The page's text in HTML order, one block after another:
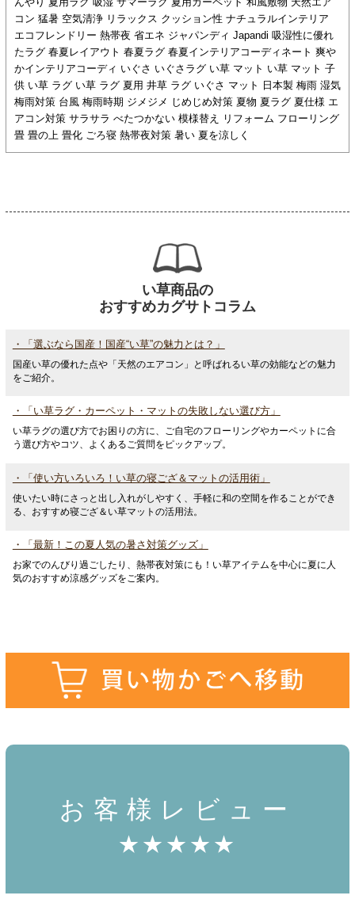
コン 猛暑 空気清浄 リラックス クッション性 ナチュラルインテリア
エコフレンドリー 熱帯夜 省エネ ジャパンディ Japandi 吸湿性に優れ
たラグ 春夏レイアウト 春夏ラグ 春夏インテリアコーディネート 爽や
かインテリアコーディ いぐさ いぐさラグ い草 マット い草 マット 子
供 い草 ラグ い草 ラグ 夏用 井草 ラグ いぐさ マット 日本製 梅雨 湿気
梅雨対策 台風 梅雨時期 ジメジメ じめじめ対策 夏物 夏ラグ 夏仕様 エ
アコン対策 サラサラ べたつかない 模様替え リフォーム フローリング
畳 畳の上 畳化 ごろ寝 熱帯夜対策 暑い 夏を涼しく
い草商品の
おすすめカグサトコラム
・「選ぶなら国産！国産“い草”の魅力とは？」
国産い草の優れた点や「天然のエアコン」と呼ばれるい草の効能などの魅力
をご紹介。
・「い草ラグ・カーペット・マットの失敗しない選び方」
い草ラグの選び方でお困りの方に、ご自宅のフローリングやカーペットに合
う選び方やコツ、よくあるご質問をピックアップ。
・「使い方いろいろ！い草の寝ござ＆マットの活用術」
使いたい時にさっと出し入れがしやすく、手軽に和の空間を作ることができ
る、おすすめ寝ござ＆い草マットの活用法。
・「最新！この夏人気の暑さ対策グッズ」
お家でのんびり過ごしたり、熱帯夜対策にも！い草アイテムを中心に夏に人
気のおすすめ涼感グッズをご案内。
お客様レビュー
★★★★★